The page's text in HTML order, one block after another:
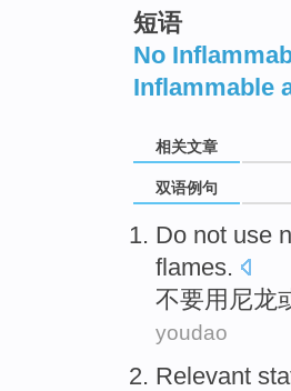
短语
No
Inflammable
相关文章
双语例句
Do not use
flames.
不要用 尼龙
youdao
Relevant